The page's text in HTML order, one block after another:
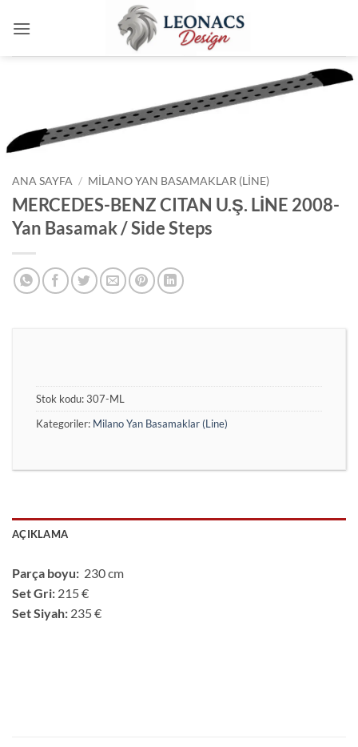
atla
ANA SAYFA / MILANO YAN BASAMAKLAR (LINE)
MERCEDES-BENZ CITAN U.Ş. LİNE 2008-
Yan Basamak / Side Steps
Stok kodu:307-ML
Kategoriler: Milano Yan Basamaklar (Line)
AÇIKLAMA
Parça boyu: 230 cm
Set Gri: 215 €
Set Siyah: 235 €